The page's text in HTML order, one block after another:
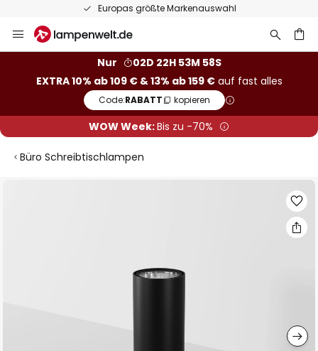
Europas größte Markenauswahl
Inhalt
Nur
02D 22H 53M 58S
EXTRA 10% ab 109 € & 13% ab 159 €auf fast alles
Code:RABATT kopieren
WOW Week:Bis zu -70%
Büro Schreibtischlampen